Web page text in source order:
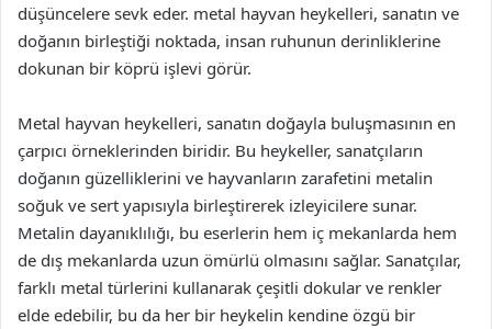
düşüncelere sevk eder. metal hayvan heykelleri, sanatın ve
doğanın birleştiği noktada, insan ruhunun derinliklerine
dokunan bir köprü işlevi görür.
Metal hayvan heykelleri, sanatın doğayla buluşmasının en
çarpıcı örneklerinden biridir. Bu heykeller, sanatçıların
doğanın güzelliklerini ve hayvanların zarafetini metalin
soğuk ve sert yapısıyla birleştirerek izleyicilere sunar.
Metalin dayanıklılığı, bu eserlerin hem iç mekanlarda hem
de dış mekanlarda uzun ömürlü olmasını sağlar. Sanatçılar,
farklı metal türlerini kullanarak çeşitli dokular ve renkler
elde edebilir, bu da her bir heykelin kendine özgü bir